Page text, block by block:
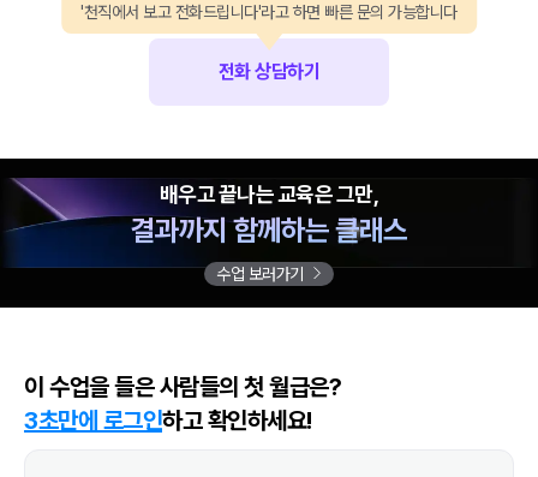
전화 상담하기
'천직에서 보고 전화드립니다'라고 하면 빠른 문의 가능합니다
배우고 끝나는 교육은 그만,
결과까지 함께하는 클래스
수업 보러가기
이 수업을 들은 사람들의 첫 월급은?
3초만에 로그인하고 확인하세요!